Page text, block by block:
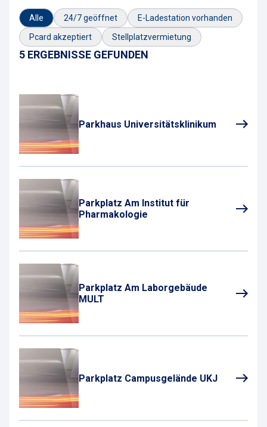
Alle 24/7 geöffnet
E-Ladestation vorhanden
Pcard akzeptiert
Stellplatzvermietung
5 ERGEBNISSE GEFUNDEN
Parkhaus Universitätsklinikum
Parkplatz Am Institut für
Pharmakologie
Parkplatz Am Laborgebäude
MULT
Parkplatz Campusgelände UKJ